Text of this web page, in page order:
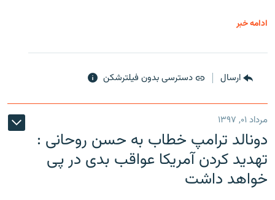
ادامه خبر
ارسال دسترسی بدون فیلترشکن
مرداد ۰۱, ۱۳۹۷
دونالد ترامپ خطاب به حسن روحانی :
تهدید کردن آمریکا عواقب بدی در پی
خواهد داشت